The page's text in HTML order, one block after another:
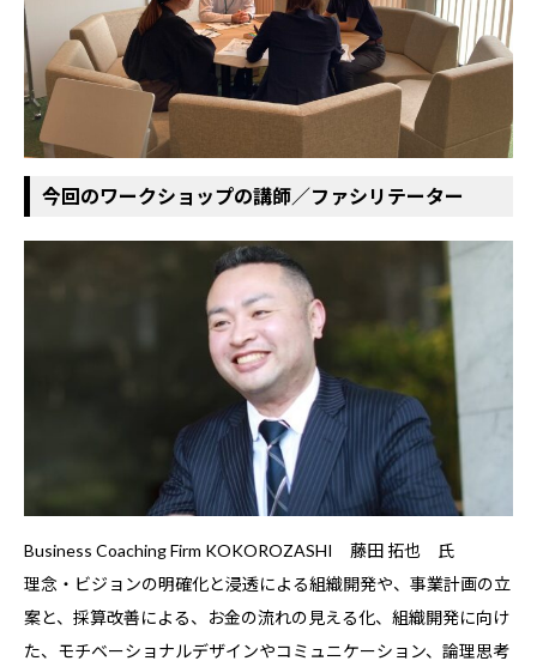
今回のワークショップの講師／ファシリテーター
Business Coaching Firm KOKOROZASHI 藤田 拓也 氏
理念・ビジョンの明確化と浸透による組織開発や、事業計画の立
案と、採算改善による、お金の流れの見える化、組織開発に向け
た、モチベーショナルデザインやコミュニケーション、論理思考